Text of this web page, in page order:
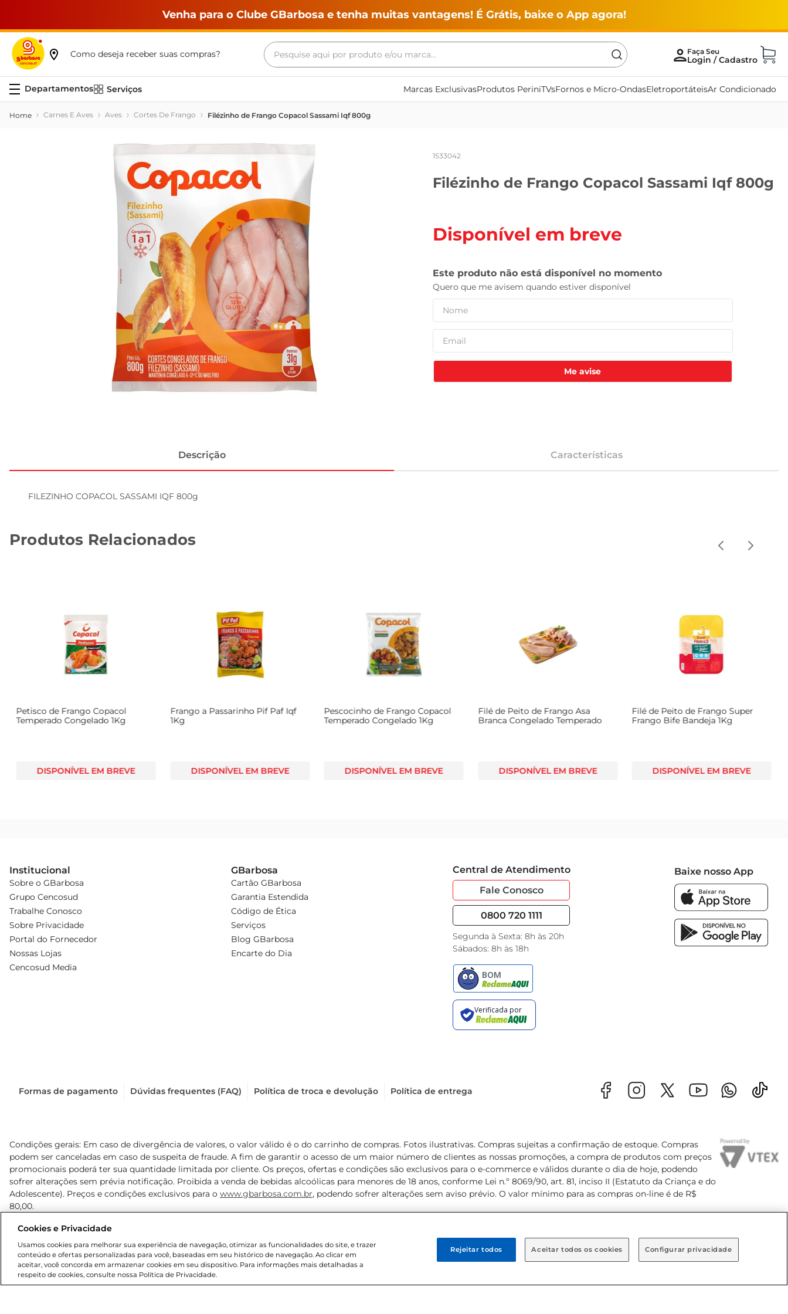
Venha para o Clube GBarbosa e tenha muitas vantagens! É Grátis, baixe o App agora!
Como deseja receber suas compras?
Pesquise aqui por produto e/ou marca...
Serviços Marcas ExclusivasProdutos PeriniTVsFornos e Micro-OndasEletroportáteisAr Condicionado
Carnes E Aves Aves Cortes De Frango Filézinho de Frango Copacol Sassami Iqf 800g
1533042
Filézinho de Frango Copacol Sassami Iqf 800g
Disponível em breve
Me avise
Descrição Características
FILEZINHO COPACOL SASSAMI IQF 800g
Produtos Relacionados
Petisco de Frango Copacol
Temperado Congelado 1Kg
DISPONÍVEL EM BREVE
Frango a Passarinho Pif Paf Iqf
1Kg
DISPONÍVEL EM BREVE
Pescocinho de Frango Copacol
Temperado Congelado 1Kg
DISPONÍVEL EM BREVE
Filé de Peito de Frango Asa
Branca Congelado Temperado
DISPONÍVEL EM BREVE
Filé de Peito de Frango Super
Frango Bife Bandeja 1Kg
DISPONÍVEL EM BREVE
Institucional
Sobre o GBarbosa
Grupo Cencosud
Trabalhe Conosco
Sobre Privacidade
Portal do Fornecedor
Nossas Lojas
Cencosud Media
GBarbosa
Cartão GBarbosa
Garantia Estendida
Código de Ética
Serviços
Blog GBarbosa
Encarte do Dia
Central de Atendimento
Fale Conosco
0800 720 1111
Segunda à Sexta: 8h às 20h
Sábados: 8h às 18h
Baixe nosso App
Formas de pagamento Dúvidas frequentes (FAQ) Política de troca e devolução Política de entrega
Condições gerais: Em caso de divergência de valores, o valor válido é o do carrinho de compras. Fotos ilustrativas. Compras sujeitas a confirmação de estoque. Compras
podem ser canceladas em caso de suspeita de fraude. A fim de garantir o acesso de um maior número de clientes as nossas promoções, a compra de produtos com preços
promocionais poderá ter sua quantidade limitada por cliente. Os preços, ofertas e condições são exclusivos para o e-commerce e válidos durante o dia de hoje, podendo
sofrer alterações sem prévia notificação. Proibida a venda de bebidas alcoólicas para menores de 18 anos, conforme Lei n.º 8069/90, art. 81, inciso II (Estatuto da Criança e do
Adolescente). Preços e condições exclusivos para o www.gbarbosa.com.br, podendo sofrer alterações sem aviso prévio. O valor mínimo para as compras on-line é de R$
80,00.
Cookies e Privacidade
Usamos cookies para melhorar sua experiência de navegação, otimizar as funcionalidades do site, e trazer
conteúdo e ofertas personalizadas para você, baseadas em seu histórico de navegação. Ao clicar em
aceitar, você concorda em armazenar cookies em seu dispositivo. Para informações mais detalhadas a
respeito de cookies, consulte nossa Política de Privacidade.
Configurar privacidade
Rejeitar todos Aceitar todos os cookies
Termos mais buscados
maquina lavar
cerveja
frango
vinho
leite
tv
leite pó